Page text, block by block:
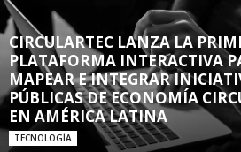
CIRCULARTEC LANZA LA
PLATAFORMA INTERACTIVA
MAPEAR E INTEGRAR
PÚBLICAS DE ECONOMÍA
EN AMÉRICA LATINA
TECNOLOGÍA